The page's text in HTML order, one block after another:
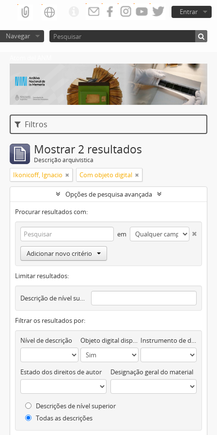
Entrar
Navegar
Filtros
Mostrar 2 resultados
Descrição arquivística
Ikonicoff, Ignacio Com objeto digital
Opções de pesquisa avançada
Procurar resultados com:
em
Adicionar novo critério
Limitar resultados:
Descrição de nível superior
Filtrar os resultados por:
Nível de descrição Objeto digital disponível Instrumento de descrição documental
Estado dos direitos de autor Designação geral do material
Descrições de nível superior
Todas as descrições